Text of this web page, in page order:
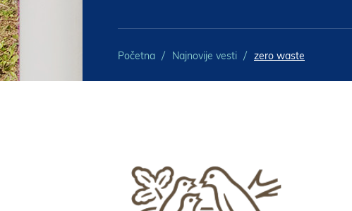
Početna Najnovije vesti zero waste